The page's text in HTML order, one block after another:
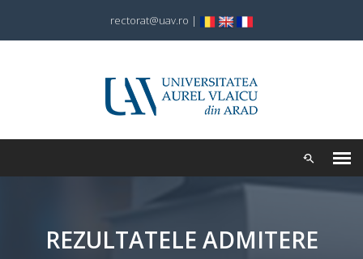
rectorat@uav.ro |
REZULTATELE ADMITERE